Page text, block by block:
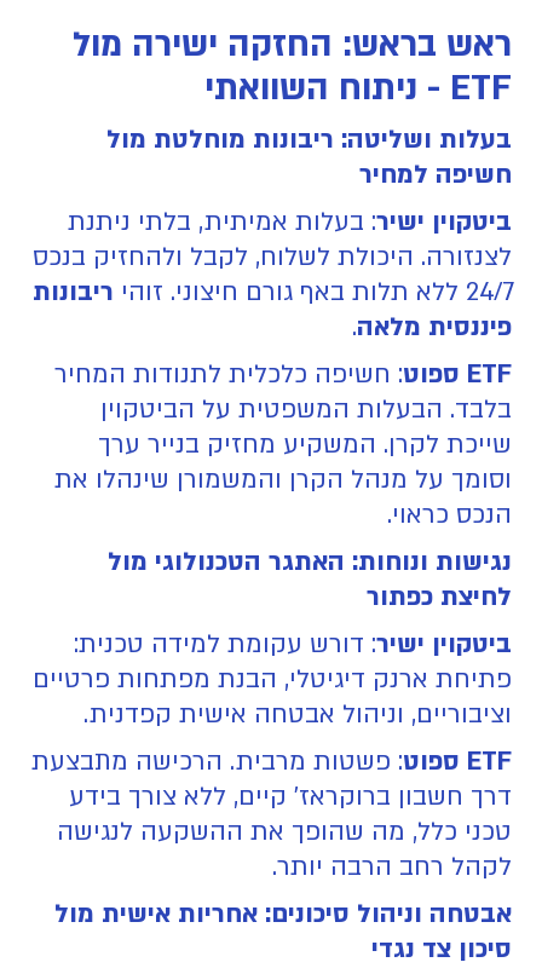
ראש בראש: החזקה ישירה מול
ETF - ניתוח השוואתי
בעלות ושליטה: ריבונות מוחלטת מול
חשיפה למחיר
ביטקוין ישיר: בעלות אמיתית, בלתי ניתנת
לצנזורה. היכולת לשלוח, לקבל ולהחזיק בנכס
24/7 ללא תלות באף גורם חיצוני. זוהי
ריבונות
פיננסית מלאה.
ETF ספוט
: חשיפה כלכלית לתנודות המחיר
בלבד. הבעלות המשפטית על הביטקוין
שייכת לקרן. המשקיע מחזיק בנייר ערך
וסומך על מנהל הקרן והמשמורן שינהלו את
הנכס כראוי.
נגישות ונוחות: האתגר הטכנולוגי מול
לחיצת כפתור
ביטקוין ישיר: דורש עקומת למידה טכנית:
פתיחת ארנק דיגיטלי, הבנת מפתחות פרטיים
וציבוריים, וניהול אבטחה אישית קפדנית.
ETF ספוט
: פשטות מרבית. הרכישה מתבצעת
דרך חשבון ברוקראז' קיים, ללא צורך בידע
טכני כלל, מה שהופך את ההשקעה לנגישה
לקהל רחב הרבה יותר.
אבטחה וניהול סיכונים: אחריות אישית מול
סיכון צד נגדי